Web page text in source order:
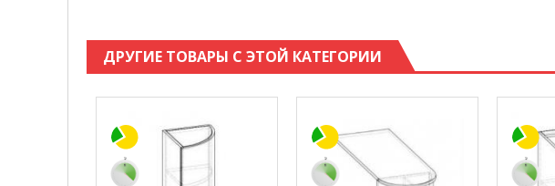
ДРУГИЕ ТОВАРЫ С ЭТОЙ КАТЕГОРИИ